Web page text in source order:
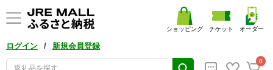
ログイン / 新規会員登録
0
ショッピング チケット オーダー